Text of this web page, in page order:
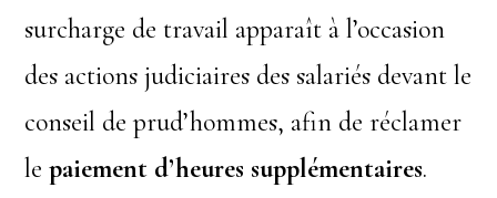
surcharge de travail apparaît à l’occasion
des actions judiciaires des salariés devant le
conseil de prud’hommes, afin de réclamer
lepaiement d’heures supplémentaires.